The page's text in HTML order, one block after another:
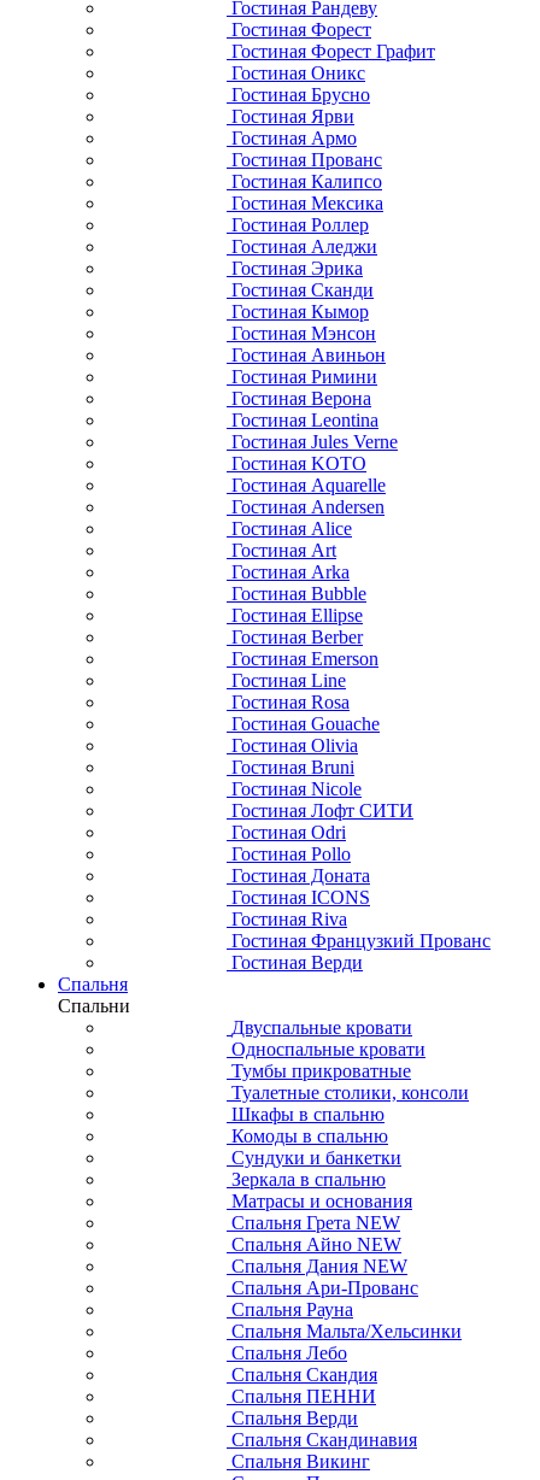
Гостиная Рандеву
Гостиная Форест
Гостиная Форест Графит
Гостиная Оникс
Гостиная Брусно
Гостиная Ярви
Гостиная Армо
Гостиная Прованс
Гостиная Калипсо
Гостиная Мексика
Гостиная Роллер
Гостиная Аледжи
Гостиная Эрика
Гостиная Сканди
Гостиная Кымор
Гостиная Мэнсон
Гостиная Авиньон
Гостиная Римини
Гостиная Верона
Гостиная Leontina
Гостиная Jules Verne
Гостиная KOTO
Гостиная Aquarelle
Гостиная Andersen
Гостиная Alice
Гостиная Art
Гостиная Arka
Гостиная Bubble
Гостиная Ellipse
Гостиная Berber
Гостиная Emerson
Гостиная Line
Гостиная Rosa
Гостиная Gouache
Гостиная Olivia
Гостиная Bruni
Гостиная Nicole
Гостиная Лофт СИТИ
Гостиная Odri
Гостиная Pollo
Гостиная Доната
Гостиная ICONS
Гостиная Riva
Гостиная Французкий Прованс
Гостиная Верди
Спальня
Спальни
Двуспальные кровати
Односпальные кровати
Тумбы прикроватные
Туалетные столики, консоли
Шкафы в спальню
Комоды в спальню
Сундуки и банкетки
Зеркала в спальню
Матрасы и основания
Спальня Грета NEW
Спальня Айно NEW
Спальня Дания NEW
Спальня Ари-Прованс
Спальня Рауна
Спальня Мальта/Хельсинки
Спальня Лебо
Спальня Скандия
Спальня ПЕННИ
Спальня Верди
Спальня Скандинавия
Спальня Викинг